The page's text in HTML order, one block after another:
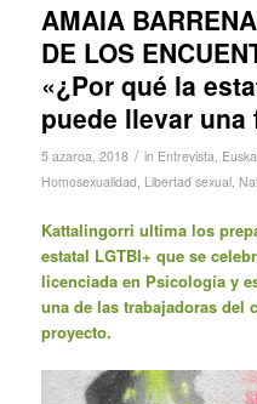
AMAIA
DE LOS
«¿Por qué la
puede llevar una
5 azaroa, 2018 / in Entrevista,
Homosexualidad, Libertad sexual,
Kattalingorri ultima los
estatal LGTBI+ que se
licenciada en Psicología y
una de las trabajadoras del
proyecto.